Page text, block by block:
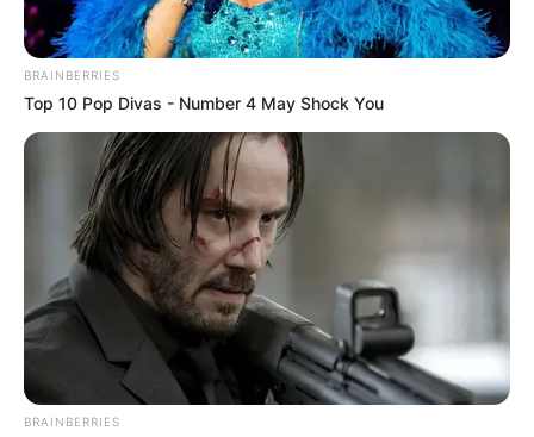
BRAINBERRIES
Top 10 Pop Divas - Number 4 May Shock You
BRAINBERRIES